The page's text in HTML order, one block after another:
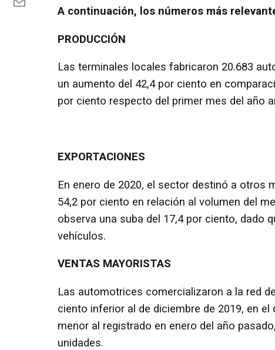
A continuación, los números más
PRODUCCIÓN
Las terminales locales fabricaron 20.683
un aumento del 42,4 por ciento en
por ciento respecto del primer mes del año
EXPORTACIONES
En enero de 2020, el sector destinó a otros
54,2 por ciento en relación al volumen del
observa una suba del 17,4 por ciento, dado
vehículos.
VENTAS MAYORISTAS
Las automotrices comercializaron a la red
ciento inferior al de diciembre de 2019, en
menor al registrado en enero del año
unidades.